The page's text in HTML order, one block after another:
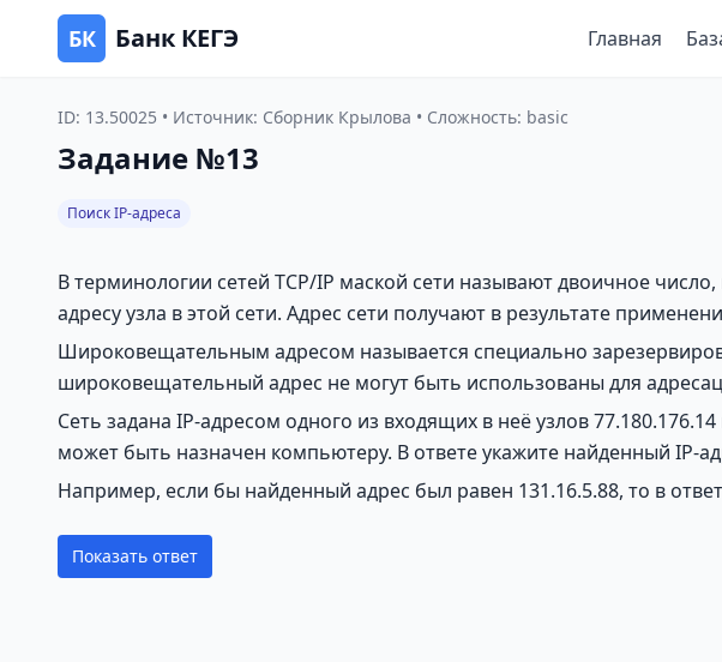
БК Банк КЕГЭ Главная
ID: 13.50025 • Источник: Сборник Крылова • Сложность: basic
Задание №13
Поиск IP-адреса
В терминологии сетей TCP/IP маской сети называют двоичное число,
адресу узла в этой сети. Адрес сети получают в результате
Широковещательным адресом называется специально
широковещательный адрес не могут быть использованы для
Сеть задана IP-адресом одного из входящих в неё узлов
может быть назначен компьютеру. В ответе укажите найденный IP-
Например, если бы найденный адрес был равен 131.16.5.88, то в
Показать ответ